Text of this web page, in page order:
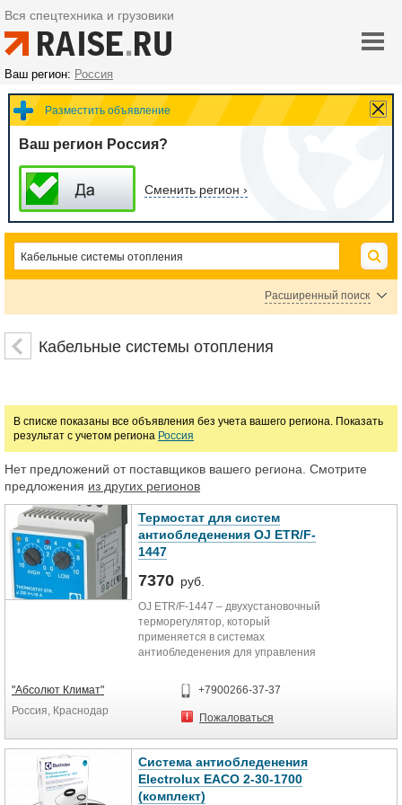
Вся спецтехника и грузовики
Ваш регион: Россия
Разместить объявление
Ваш регион Россия?
Сменить регион ›
Расширенный поиск
Системы антиобледенения
Цена
Кабельные системы отопления
В списке показаны все объявления без учета вашего региона. Показать
результат с учетом региона Россия
Нет предложений от поставщиков вашего региона. Смотрите
предложения из других регионов
Термостат для систем
антиобледенения OJ ETR/F-
1447
7370 руб.
OJ ETR/F-1447 – двухустановочный
терморегулятор, который
применяется в системах
антиобледенения для управления
данной модели позволяет
наладить процесс безопасного
растапливания наледи и залежей
диапазонов температур
осуществляется посредством
использования 2-х регуляторов:
"Абсолют Климат"
Россия, Краснодар
+7900266-37-37
Пожаловаться
Система антиобледенения
Electrolux EACO 2-30-1700
(комплект)